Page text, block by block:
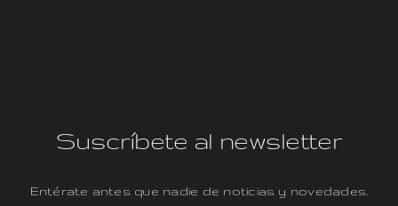
Suscríbete al newsletter
Entérate antes que nadie de noticias y novedades.